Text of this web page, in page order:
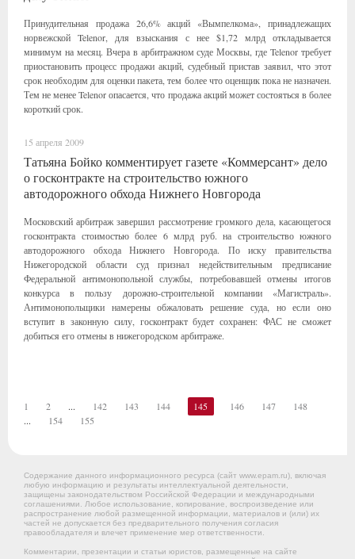
Принудительная продажа 26,6% акций «Вымпелкома», принадлежащих
норвежской Telenor, для взыскания с нее $1,72 млрд откладывается
минимум на месяц. Вчера в арбитражном суде Москвы, где Telenor требует
приостановить процесс продажи акций, судебный пристав заявил, что этот
срок необходим для оценки пакета, тем более что оценщик пока не назначен.
Тем не менее Telenor опасается, что продажа акций может состояться в более
короткий срок.
15 апреля 2009
Татьяна Бойко комментирует газете «Коммерсант» дело
о госконтракте на строительство южного
автодорожного обхода Нижнего Новгорода
Московский арбитраж завершил рассмотрение громкого дела, касающегося
госконтракта стоимостью более 6 млрд руб. на строительство южного
автодорожного обхода Нижнего Новгорода. По иску правительства
Нижегородской области суд признал недействительным предписание
Федеральной антимонопольной службы, потребовавшей отмены итогов
конкурса в пользу дорожно-строительной компании «Магистраль».
Антимонопольщики намерены обжаловать решение суда, но если оно
вступит в законную силу, госконтракт будет сохранен: ФАС не сможет
добиться его отмены в нижегородском арбитраже.
1 2 ... 142 143 144 145 146 147
148
...
154 155
Содержание данного информационного ресурса (сайт www.epam.ru), включая
любую информацию и результаты интеллектуальной деятельности,
защищены законодательством Российской Федерации и международными
соглашениями. Любое использование, копирование, воспроизведение или
распространение любой размещенной информации, материалов и (или) их
частей не допускается без предварительного получения согласия
правообладателя и влечет применение мер ответственности.
Комментарии, презентации и статьи юристов, размещенные на сайте